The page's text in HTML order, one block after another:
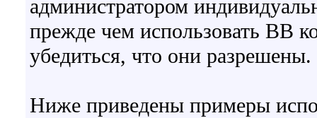
администратором
прежде чем использовать BB
убедиться, что они разрешены.
Ниже приведены примеры